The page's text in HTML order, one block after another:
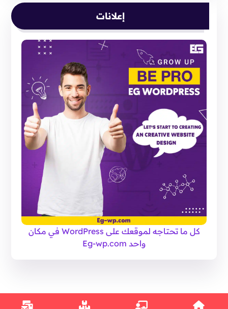
إعلانات
كل ما تحتاجه لموقعك على WordPress في مكان
واحد Eg-wp.com